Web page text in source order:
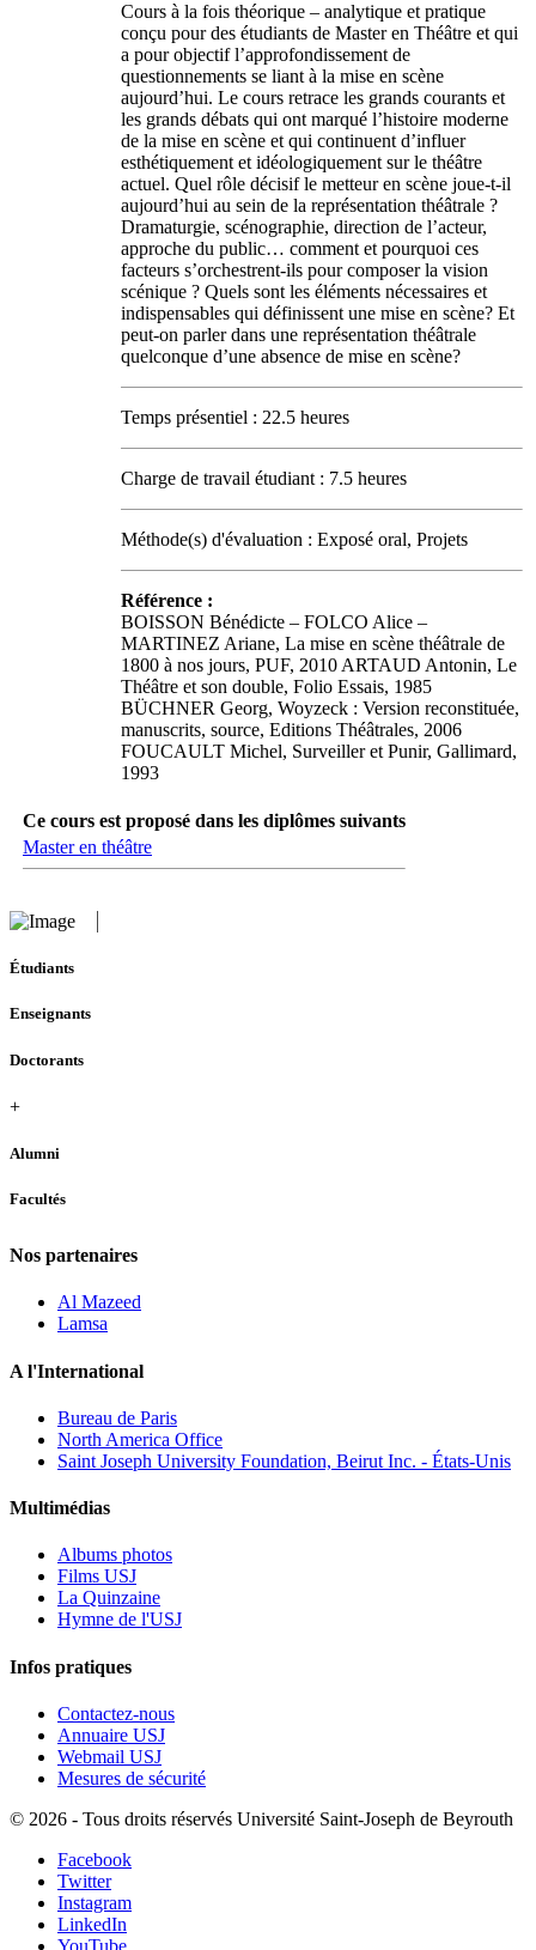
Cours à la fois théorique – analytique et pratique
conçu pour des étudiants de Master en Théâtre et qui
a pour objectif l’approfondissement de
questionnements se liant à la mise en scène
aujourd’hui. Le cours retrace les grands courants et
les grands débats qui ont marqué l’histoire moderne
de la mise en scène et qui continuent d’influer
esthétiquement et idéologiquement sur le théâtre
actuel. Quel rôle décisif le metteur en scène joue-t-il
aujourd’hui au sein de la représentation théâtrale ?
Dramaturgie, scénographie, direction de l’acteur,
approche du public… comment et pourquoi ces
facteurs s’orchestrent-ils pour composer la vision
scénique ? Quels sont les éléments nécessaires et
indispensables qui définissent une mise en scène? Et
peut-on parler dans une représentation théâtrale
quelconque d’une absence de mise en scène?
Temps présentiel : 22.5 heures
Charge de travail étudiant : 7.5 heures
Méthode(s) d'évaluation : Exposé oral, Projets
Référence :
BOISSON Bénédicte – FOLCO Alice –
MARTINEZ Ariane, La mise en scène théâtrale de
1800 à nos jours, PUF, 2010 ARTAUD Antonin, Le
Théâtre et son double, Folio Essais, 1985
BÜCHNER Georg, Woyzeck : Version reconstituée,
manuscrits, source, Editions Théâtrales, 2006
FOUCAULT Michel, Surveiller et Punir, Gallimard,
1993
Ce cours est proposé dans les diplômes suivants
Master en théâtre
Étudiants
Enseignants
Doctorants
+
Alumni
Facultés
Nos partenaires
Al Mazeed
Lamsa
A l'International
Bureau de Paris
North America Office
Saint Joseph University Foundation, Beirut Inc. - États-Unis
Multimédias
Albums photos
Films USJ
La Quinzaine
Hymne de l'USJ
Infos pratiques
Contactez-nous
Annuaire USJ
Webmail USJ
Mesures de sécurité
© 2026 - Tous droits réservés Université Saint-Joseph de Beyrouth
Facebook
Twitter
Instagram
LinkedIn
YouTube